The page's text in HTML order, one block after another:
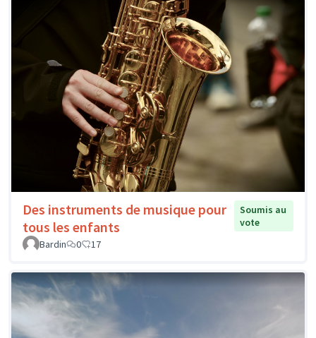
Des instruments de musique pour
tous les enfants
Soumis au
vote
Bardin
0 17